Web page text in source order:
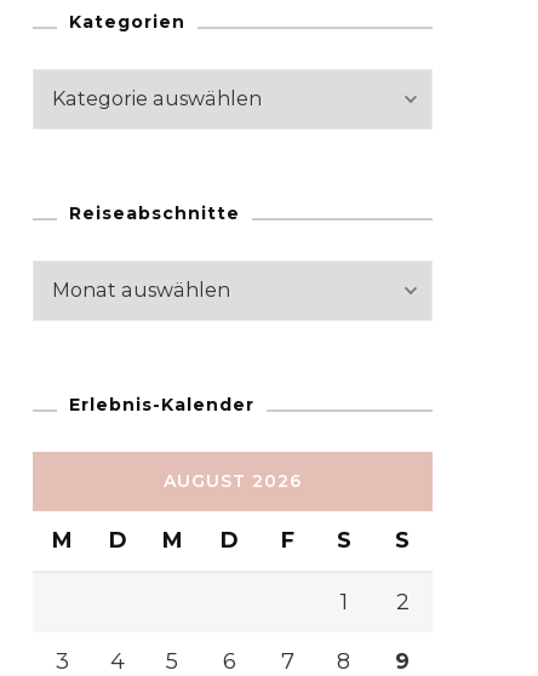
Kategorien
Kategorien
Reiseabschnitte
Reiseabschnitte
Erlebnis-Kalender
AUGUST 2026
M D M D F S S
1 2
3 4 5 6 7 8 9